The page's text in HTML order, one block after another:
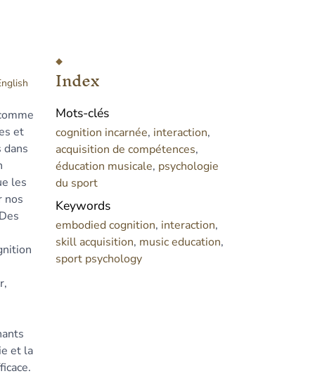
et
les
nos
et la
Index
Mots-clés
cognition incarnée, interaction,
acquisition de compétences,
éducation musicale, psychologie
du sport
Keywords
embodied cognition, interaction,
skill acquisition, music education,
sport psychology